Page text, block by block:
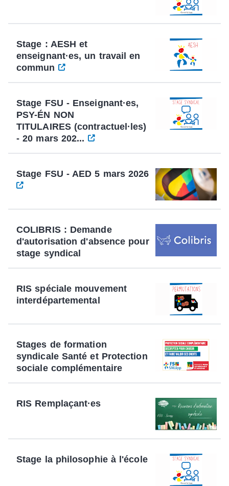
Stage : AESH et
enseignant·es, un travail en
commun
Stage FSU - Enseignant·es,
PSY-ÉN NON
TITULAIRES (contractuel·les)
- 20 mars 202...
Stage FSU - AED 5 mars 2026
COLIBRIS : Demande
d'autorisation d'absence pour
stage syndical
RIS spéciale mouvement
interdépartemental
Stages de formation
syndicale Santé et Protection
sociale complémentaire
RIS Remplaçant·es
Stage la philosophie à l'école